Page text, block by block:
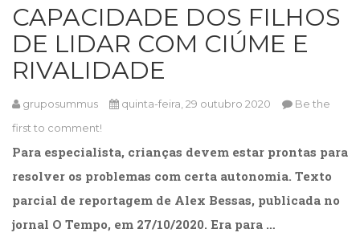
(226)
Crescimento
Interior
(222)
(14)
Culinária,
(14)
Economia,
Negócios
Educação
CAPACIDADE DOS FILHOS
DE LIDAR COM CIÚME E
RIVALIDADE
gruposummus quinta-feira, 29 outubro 2020
Be the
first to comment!
Para especialista, crianças devem estar prontas para
resolver os problemas com certa autonomia. Texto
parcial de reportagem de Alex Bessas, publicada no
jornal O Tempo, em 27/10/2020. Era para …